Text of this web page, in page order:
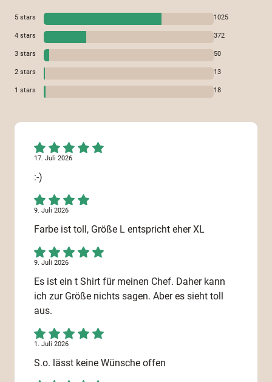
5 stars 1025
4 stars 372
3 stars 50
2 stars 13
1 stars 18
17. Juli 2026
:-)
9. Juli 2026
Farbe ist toll, Größe L entspricht eher XL
9. Juli 2026
Es ist ein t Shirt für meinen Chef. Daher kann
ich zur Größe nichts sagen. Aber es sieht toll
aus.
1. Juli 2026
S.o. lässt keine Wünsche offen